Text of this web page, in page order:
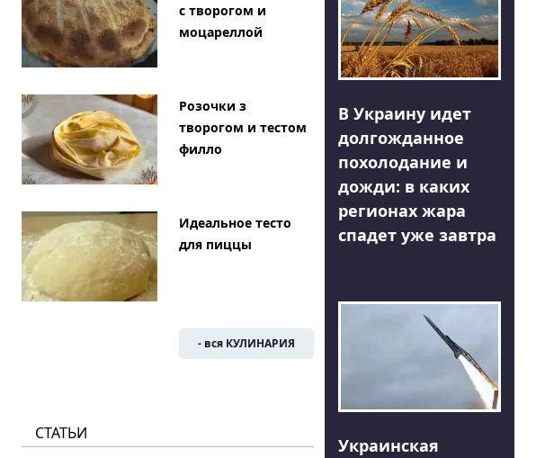
с творогом и
моцареллой
Розочки з
творогом и тестом
филло
Идеальное тесто
для пиццы
- вся КУЛИНАРИЯ
СТАТЬИ
В Украину идет
долгожданное
похолодание и
дожди: в каких
регионах жара
спадет уже завтра
Украинская